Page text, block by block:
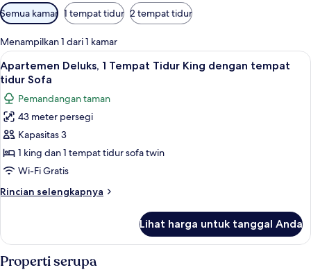
Filter
tersedia
untuk
kamar
Semua kamar 1 tempat tidur 2 tempat tidur
Menampilkan 1 dari 1 kamar
Lihat
semua
foto
untuk
Apartemen
Deluks,
1
Tempat
Tidur
King
tempat
tidur
Sofa
Apartemen Deluks, 1 Tempat Tidur
5
Apartemen Deluks, 1 Tempat Tidur King dengan tempat
tidur Sofa
Pemandangan taman
43 meter persegi
Kapasitas 3
1 king dan 1 tempat tidur sofa twin
Wi-Fi Gratis
Rincian selengkapnya
Rincian
Apartemen
1
Lihat harga untuk tanggal Anda
Properti serupa